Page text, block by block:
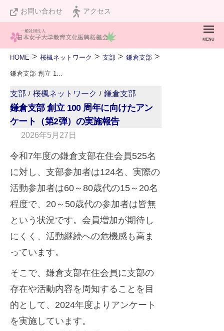
ン
お問い合わせ アクセス
桜
会
は
設
立
２
０
周
年
を
迎
し
た
メ
ニ
HOME > 桜楓ネットワーク > 支部 > 鎌倉支部 >
支部 / 桜楓ネットワーク / 鎌倉支部
鎌倉支部 創立 100 周年に向けたアン
ケート（第2弾）の実施報告
2026年5月27日
e
m
s
r
令和7年度の鎌倉支部在住会員525名
に対し、支部参加者は124名、実際の
活動参加者は60～80歳代の15～20名
程度で、20～50歳代の参加者は皆無
という状況です。会員増加が期待し
にくく、活動継続への危機感も高ま
っています。
そこで、鎌倉支部在住会員に支部の
存在や活動内容を周知することを目
的として、2024年度よりアンケート
を実施しています。
楓